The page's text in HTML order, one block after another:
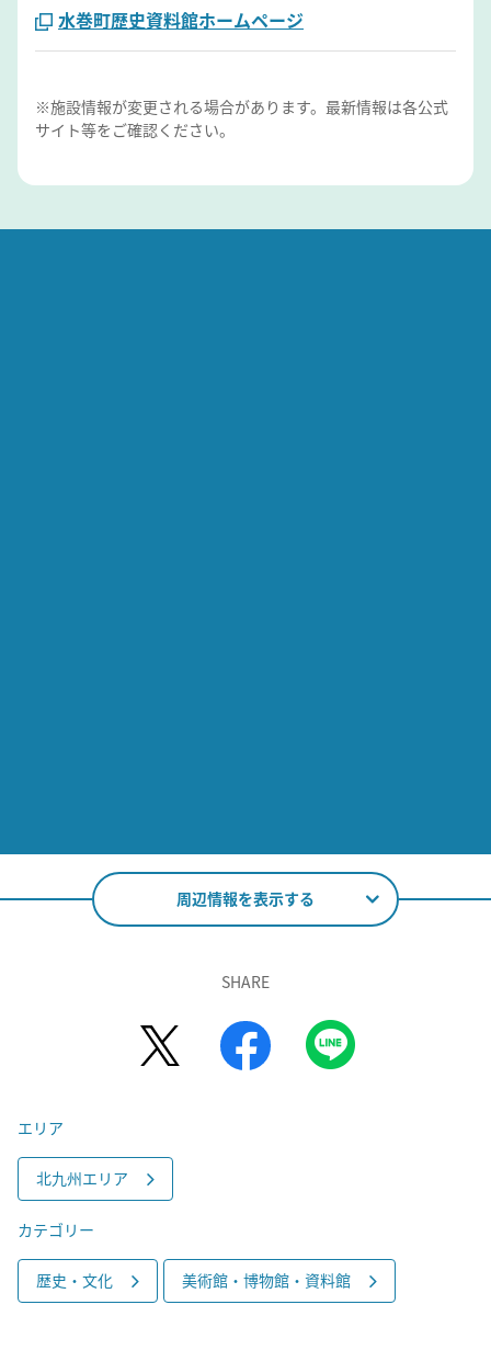
水巻町歴史資料館ホームページ
※施設情報が変更される場合があります。最新情報は各公式
サイト等をご確認ください。
周辺情報を表示する
SHARE
エリア
北九州エリア
カテゴリー
歴史・文化 美術館・博物館・資料館